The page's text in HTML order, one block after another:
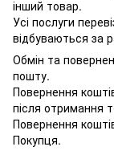
інший товар.
Усі послуги
відбуваються за
Обмін та
пошту.
Повернення
після отримання
Повернення
Покупця.